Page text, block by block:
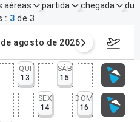
aéreas partida chegada
3 de 3
agosto de 2026 17–23
QUI
13
SÁB
15
SEX
14
DOM
16